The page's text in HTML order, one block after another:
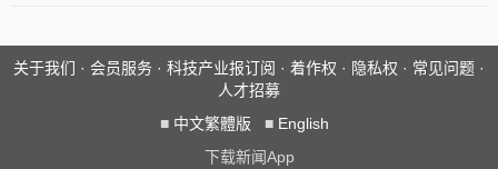
关于我们 · 会员服务 · 科技产业报订阅 · 着作权 · 隐私权 · 常见问题 ·
人才招募
■ 中文繁體版 ■ English
下载新闻App